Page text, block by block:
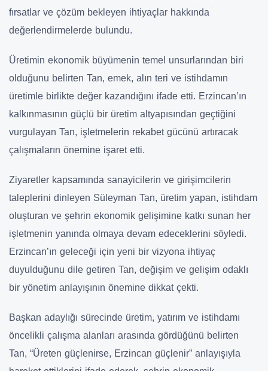
fırsatlar ve çözüm bekleyen ihtiyaçlar hakkında
değerlendirmelerde bulundu.
Üretimin ekonomik büyümenin temel unsurlarından biri
olduğunu belirten Tan, emek, alın teri ve istihdamın
üretimle birlikte değer kazandığını ifade etti. Erzincan’ın
kalkınmasının güçlü bir üretim altyapısından geçtiğini
vurgulayan Tan, işletmelerin rekabet gücünü artıracak
çalışmaların önemine işaret etti.
Ziyaretler kapsamında sanayicilerin ve girişimcilerin
taleplerini dinleyen Süleyman Tan, üretim yapan, istihdam
oluşturan ve şehrin ekonomik gelişimine katkı sunan her
işletmenin yanında olmaya devam edeceklerini söyledi.
Erzincan’ın geleceği için yeni bir vizyona ihtiyaç
duyulduğunu dile getiren Tan, değişim ve gelişim odaklı
bir yönetim anlayışının önemine dikkat çekti.
Başkan adaylığı sürecinde üretim, yatırım ve istihdamı
öncelikli çalışma alanları arasında gördüğünü belirten
Tan, “Üreten güçlenirse, Erzincan güçlenir” anlayışıyla